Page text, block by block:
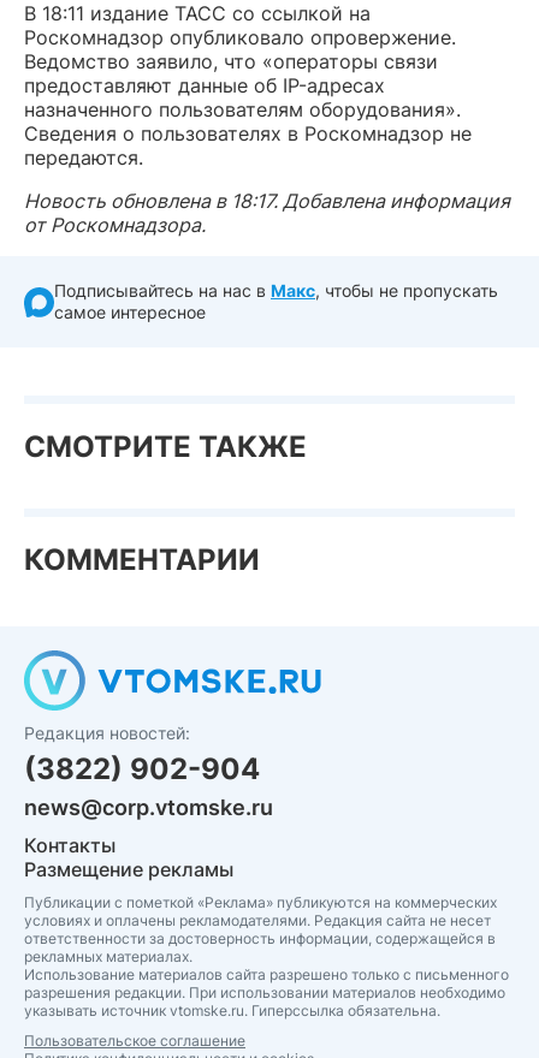
В 18:11 издание ТАСС со ссылкой на
Роскомнадзор опубликовало опровержение.
Ведомство заявило, что «операторы связи
предоставляют данные об IP-адресах
назначенного пользователям оборудования».
Сведения о пользователях в Роскомнадзор не
передаются.
Новость обновлена в 18:17. Добавлена информация
от Роскомнадзора.
Подписывайтесь на нас в Макс, чтобы не пропускать
самое интересное
СМОТРИТЕ ТАКЖЕ
КОММЕНТАРИИ
Редакция новостей:
(3822) 902-904
news@corp.vtomske.ru
Контакты
Размещение рекламы
Публикации с пометкой «Реклама» публикуются на коммерческих
условиях и оплачены рекламодателями. Редакция сайта не несет
ответственности за достоверность информации, содержащейся в
рекламных материалах.
Использование материалов сайта разрешено только с письменного
разрешения редакции. При использовании материалов необходимо
указывать источник vtomske.ru. Гиперссылка обязательна.
Пользовательское соглашение